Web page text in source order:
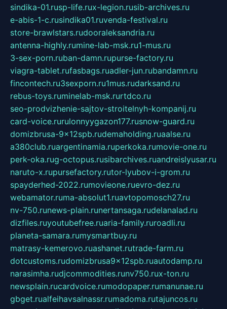
sindika-01.rusp-life.rux-legion.rusib-archives.ru
e-abis-1-c.rusindika01.ruvenda-festival.ru
store-brawlstars.rudooraleksandria.ru
antenna-highly.rumine-lab-msk.ru1-mus.ru
3-sex-porn.ruban-damn.rupurse-factory.ru
viagra-tablet.rufasbags.ruadler-jun.rubandamn.ru
fincontech.ru3sexporn.ru1mus.rudarksand.ru
rebus-toys.ruminelab-msk.rurtdco.ru
seo-prodvizhenie-sajtov-stroitelnyh-kompanij.ru
card-voice.rurulonnyygazon177.rusnow-guard.ru
domizbrusa-9x12spb.rudemaholding.ruaalse.ru
a380club.ruargentinamia.ruperkoka.rumovie-one.ru
perk-oka.rug-octopus.rusibarchives.ruandreislyusar.ru
naruto-x.rupursefactory.rutor-lyubov-i-grom.ru
spayderhed-2022.rumovieone.ruevro-dez.ru
webamator.ruma-absolut1.ruavtopomosch27.ru
nv-750.runews-plain.runertansaga.rudelanalad.ru
dizfiles.ruyoutubefree.ruaria-family.ruroadli.ru
planeta-samara.rumysmartbuy.ru
matrasy-kemerovo.ruashanet.rutrade-farm.ru
dotcustoms.rudomizbrusa9x12spb.ruautodamp.ru
narasimha.rudjcommodities.runv750.rux-ton.ru
newsplain.rucardvoice.rumodopaper.rumanunae.ru
gbget.rualfeihavsalnassr.rumadoma.rutajuncos.ru